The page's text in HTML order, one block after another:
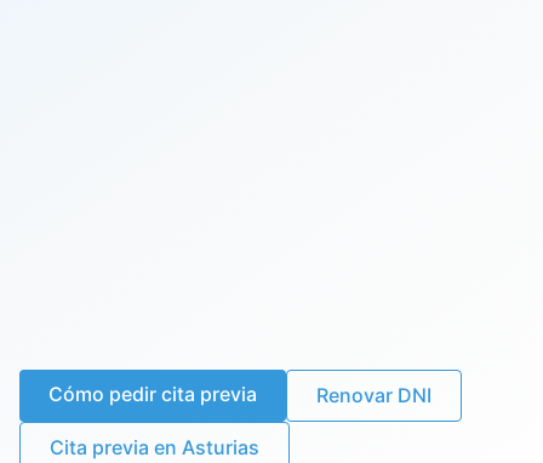
Cómo pedir cita previa Renovar DNI
Cita previa en Asturias